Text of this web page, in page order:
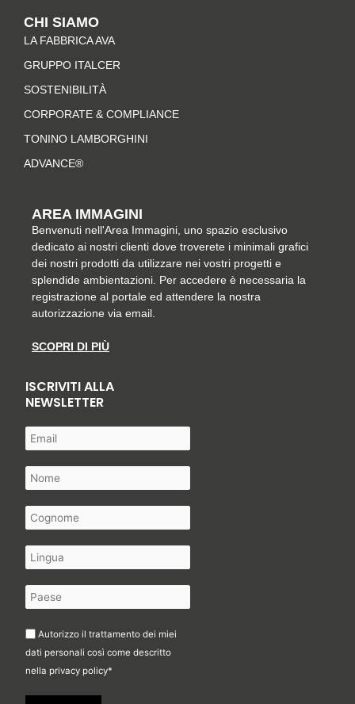
a
g
r
a
m
b
o
o
k
-
f
r
e
t
CHI SIAMO
LA FABBRICA AVA
GRUPPO ITALCER
SOSTENIBILITÀ
CORPORATE & COMPLIANCE
TONINO LAMBORGHINI
ADVANCE®
AREA IMMAGINI
Benvenuti nell'Area Immagini, uno spazio esclusivo
dedicato ai nostri clienti dove troverete i minimali grafici
dei nostri prodotti da utilizzare nei vostri progetti e
splendide ambientazioni. Per accedere è necessaria la
registrazione al portale ed attendere la nostra
autorizzazione via email.
SCOPRI DI PIÙ
ISCRIVITI ALLA
NEWSLETTER
Autorizzo il trattamento dei miei
dati personali così come descritto
nella privacy policy*